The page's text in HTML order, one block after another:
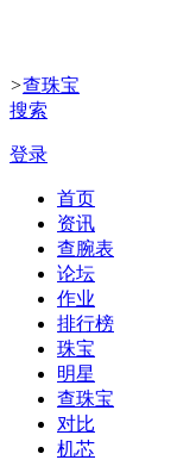
>查珠宝
搜索
登录
首页
资讯
查腕表
论坛
作业
排行榜
珠宝
明星
查珠宝
对比
机芯